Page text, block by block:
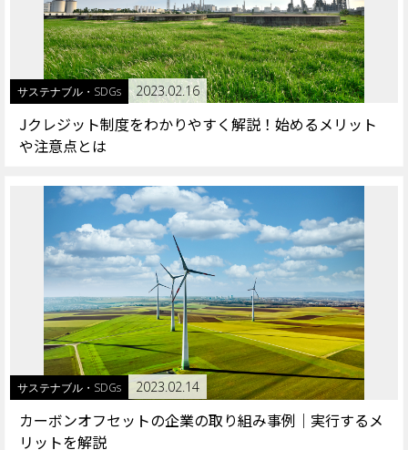
サステナブル・SDGs 2023.02.16
Jクレジット制度をわかりやすく解説！始めるメリット
や注意点とは
サステナブル・SDGs 2023.02.14
カーボンオフセットの企業の取り組み事例｜実行するメ
リットを解説